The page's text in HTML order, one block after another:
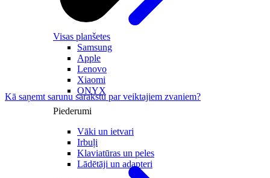
Visas planšetes
Samsung
Apple
Lenovo
Xiaomi
ONYX
Piederumi
Vāki un ietvari
Irbuļi
Klaviatūras un peles
Lādētāji un adapteri
Kā saņemt sarunu sarakstu par veiktajiem zvaniem?